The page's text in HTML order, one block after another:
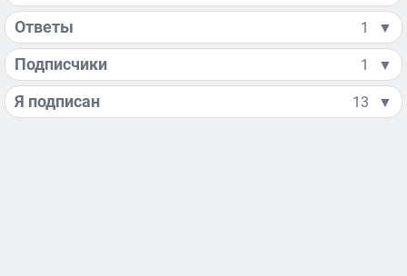
Ответы 1 ▼
Подписчики 1 ▼
Я подписан 13 ▼